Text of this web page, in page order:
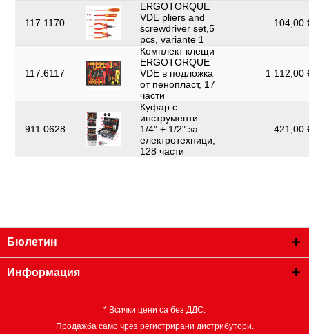
Удостоверение за
проверка:
1000Volt GS
да
117.1170
ERGOTORQUE
VDE pliers and
screwdriver set,5
pcs, variante 1
104,00
117.6117
Комплект клещи
ERGOTORQUE
VDE в подложка
от пенопласт, 17
части
1 112,00
911.0628
Куфар с
инструменти
1/4" + 1/2" за
електротехници,
128 части
421,00
Бюлетин
Информация
* Всички цени са без ДДС.
Продажба само чрез регистрирани дистрибутори.